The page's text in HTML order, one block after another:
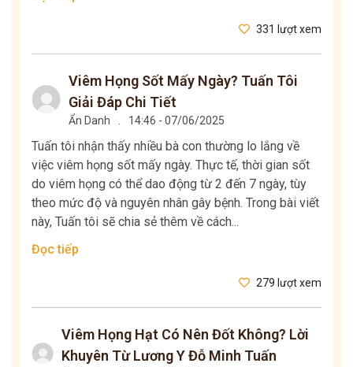
331 lượt xem
Viêm Họng Sốt Mấy Ngày? Tuấn Tôi
Giải Đáp Chi Tiết
Ẩn Danh . 14:46 - 07/06/2025
Tuấn tôi nhận thấy nhiều bà con thường lo lắng về
việc viêm họng sốt mấy ngày. Thực tế, thời gian sốt
do viêm họng có thể dao động từ 2 đến 7 ngày, tùy
theo mức độ và nguyên nhân gây bệnh. Trong bài viết
này, Tuấn tôi sẽ chia sẻ thêm về cách...
Đọc tiếp
279 lượt xem
Viêm Họng Hạt Có Nên Đốt Không? Lời
Khuyên Từ Lương Y Đỗ Minh Tuấn